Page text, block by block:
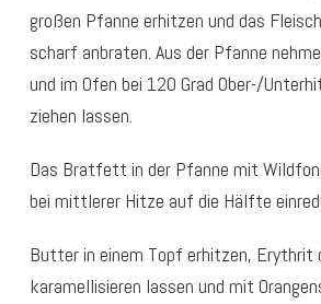
großen Pfanne erhitzen und das
scharf anbraten. Aus der Pfanne
und im Ofen bei 120 Grad Ober-/
ziehen lassen.
Das Bratfett in der Pfanne mit
bei mittlerer Hitze auf die Hälfte
Butter in einem Topf erhitzen, Erythrit
karamellisieren lassen und mit